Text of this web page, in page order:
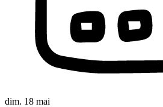
dim. 18 mai